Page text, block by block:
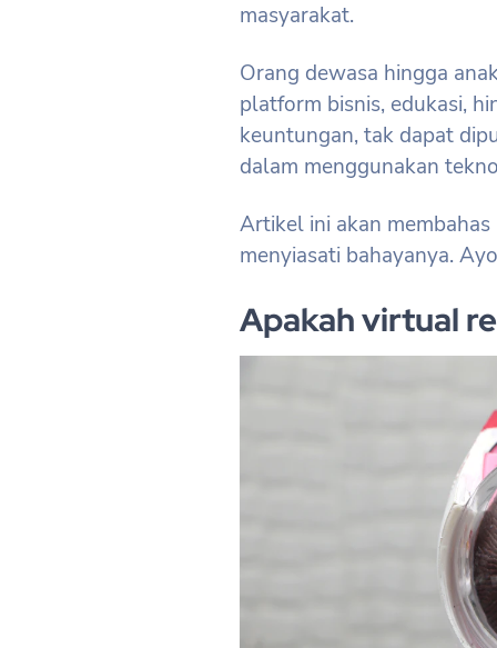
masyarakat.
Orang dewasa hingga
platform bisnis, edukasi,
keuntungan, tak dapat
dalam menggunakan
Artikel ini akan
menyiasati bahayanya.
Apakah virtual